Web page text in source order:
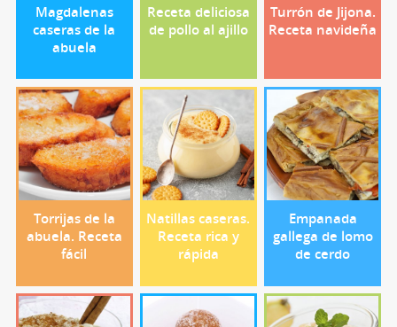
Magdalenas
caseras de la
abuela
Receta deliciosa
de pollo al ajillo
Turrón de Jijona.
Receta navideña
Torrijas de la
abuela. Receta
fácil
Natillas caseras.
Receta rica y
rápida
Empanada
gallega de lomo
de cerdo